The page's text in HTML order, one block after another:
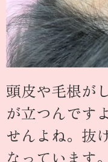
頭皮や毛根が
が立つんです
せんよね。抜
なっています。